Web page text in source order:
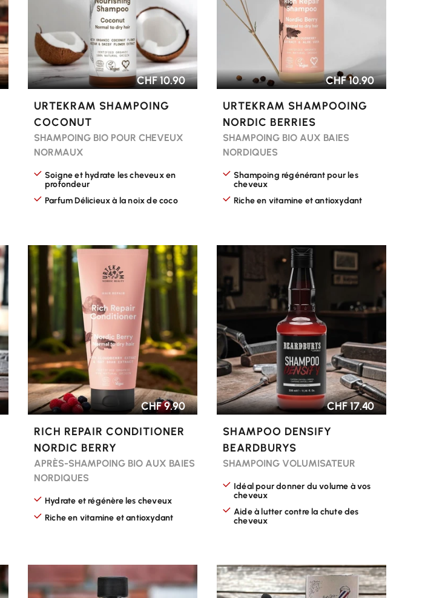
CHF 10.90
URTEKRAM SHAMPOING
COCONUT
SHAMPOING BIO POUR CHEVEUX
NORMAUX
Soigne et hydrate les cheveux en
profondeur
Parfum Délicieux à la noix de coco
CHF 10.90
URTEKRAM SHAMPOOING
NORDIC BERRIES
SHAMPOING BIO AUX BAIES
NORDIQUES
Shampoing régénérant pour les
cheveux
Riche en vitamine et antioxydant
CHF 9.90
CHOISIR LES OPTIONS
RICH REPAIR CONDITIONER
NORDIC BERRY
APRÈS-SHAMPOING BIO AUX BAIES
NORDIQUES
Hydrate et régénère les cheveux
Riche en vitamine et antioxydant
CHF 17.40
CHOISIR LES OPTIONS
SHAMPOO DENSIFY
BEARDBURYS
SHAMPOING VOLUMISATEUR
Idéal pour donner du volume à vos
cheveux
Aide à lutter contre la chute des
cheveux
CHOISIR LES OPTIONS CHOISIR LES OPTIONS